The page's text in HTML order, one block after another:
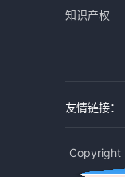
知识产权
友情链接：
Copyright